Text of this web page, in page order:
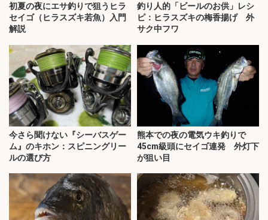
初夏の夜にエサ釣りで狙うヒラ
セイゴ（ヒラスズキ若魚）入門
解説
釣り人的「ビールのお供」レシ
ピ：ヒラスズキの梅香揚げ 外
サク中フワ
今さら聞けない『シーバスゲー
ム』のキホン：スピニングリー
ルの選び方
熊本での夜の電気ウキ釣りで
45cm級頭にセイゴ連発 外灯下
が狙い目